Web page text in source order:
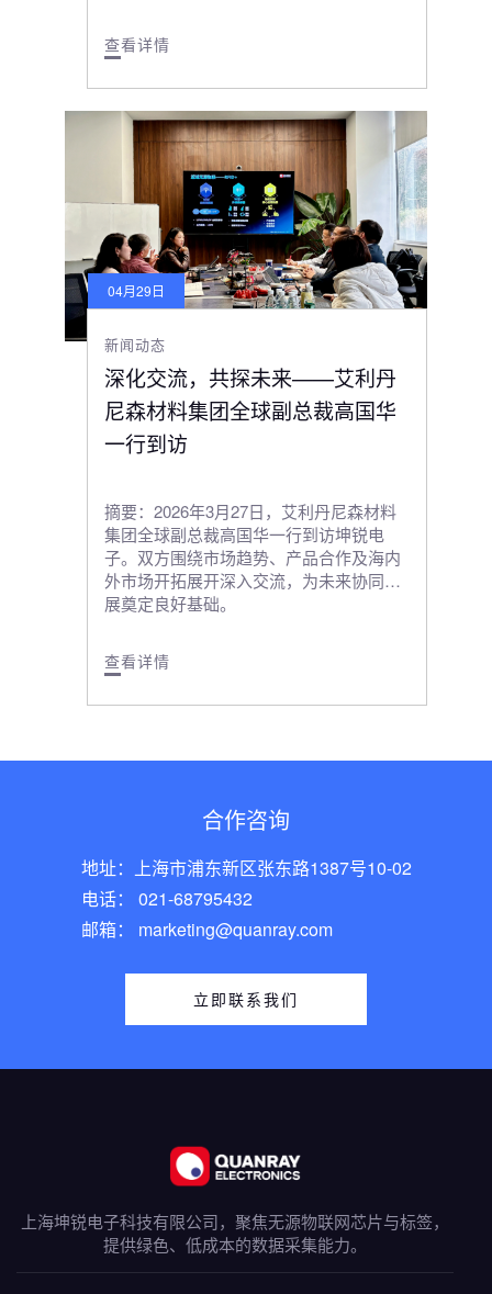
查看详情
04月29日
新闻动态
深化交流，共探未来——艾利丹
尼森材料集团全球副总裁高国华
一行到访
摘要：2026年3月27日，艾利丹尼森材料
集团全球副总裁高国华一行到访坤锐电
子。双方围绕市场趋势、产品合作及海内
外市场开拓展开深入交流，为未来协同发
展奠定良好基础。
查看详情
合作咨询
地址：上海市浦东新区张东路1387号10-02
电话： 021-68795432
邮箱： marketing@quanray.com
立即联系我们
上海坤锐电子科技有限公司，聚焦无源物联网芯片与标签，
提供绿色、低成本的数据采集能力。